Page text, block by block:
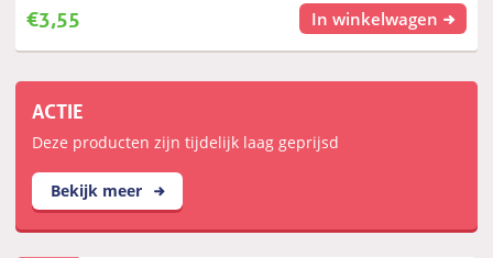
€3,55 In winkelwagen
ACTIE
Deze producten zijn tijdelijk laag geprijsd
Bekijk meer